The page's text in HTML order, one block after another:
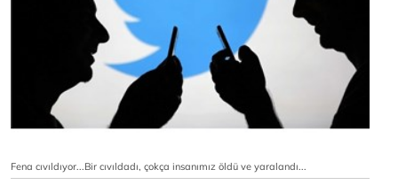
Fena cıvıldıyor...Bir cıvıldadı, çokça insanımız öldü ve yaralandı...